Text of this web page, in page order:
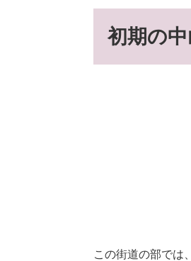
初期の
この街道の部では